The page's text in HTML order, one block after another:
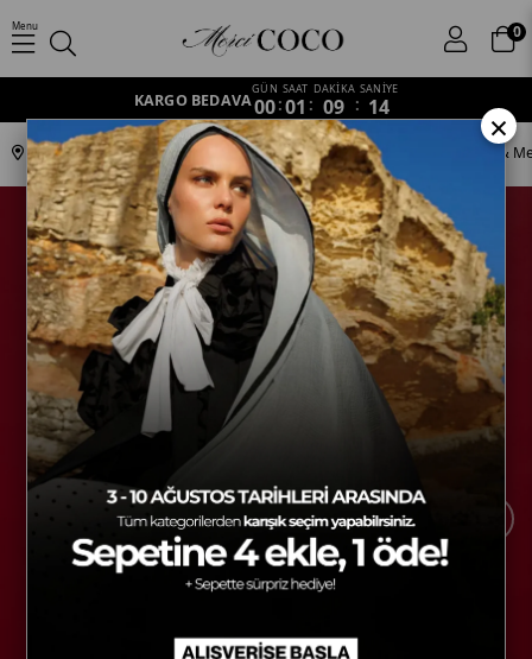
0
Menu
KARGO BEDAVA
GÜN
00:
SAAT
01 :
DAKİKA
09 :
SANİYE
14
Anasayfa Koleksiyonlar Ottoman S-SULTANİ-04 Krem Zencefil &
×